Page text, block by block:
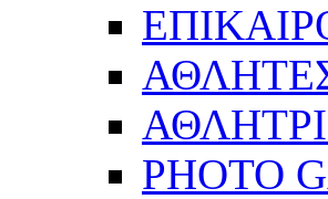
PHOTO